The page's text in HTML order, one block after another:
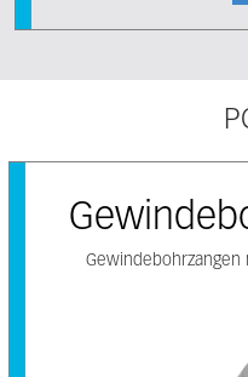
Gewindebohrzangen